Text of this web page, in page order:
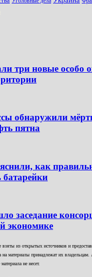
три новые особо
обнаружили
пятна
как
батарейки
заседание
экономике
взяты из открытых источников и
материалы принадлежат их владельцам.
не несет.